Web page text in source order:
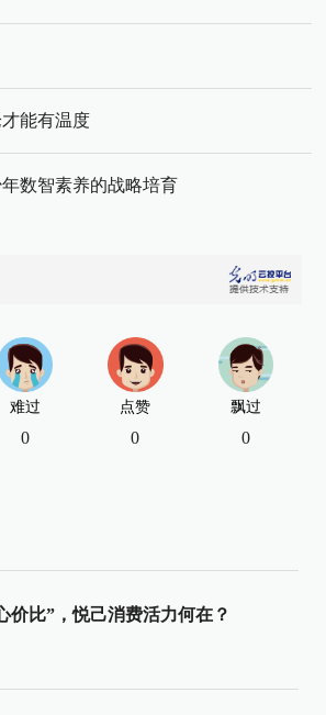
能有温度
数智素养的战略培育
难过
0
点赞
0
飘过
0
价比”，悦己消费活力何在？